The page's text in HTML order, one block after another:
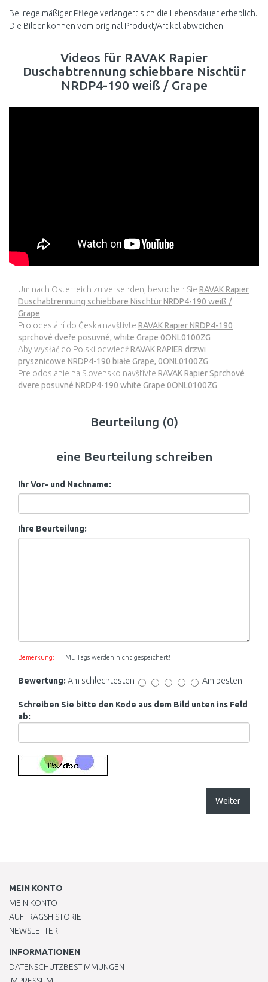
Bei regelmäßiger Pflege verlängert sich die Lebensdauer erheblich.
Die Bilder können vom original Produkt/Artikel abweichen.
Videos für RAVAK Rapier
Duschabtrennung schiebbare Nischtür
NRDP4-190 weiß / Grape
Um nach Österreich zu versenden, besuchen Sie RAVAK Rapier
Duschabtrennung schiebbare Nischtür NRDP4-190 weiß /
Grape
Pro odeslání do Česka navštivte RAVAK Rapier NRDP4-190
sprchové dveře posuvné, white Grape 0ONL0100ZG
Aby wysłać do Polski odwiedźRAVAK RAPIER drzwi
prysznicowe NRDP4-190 białe Grape, 0ONL0100ZG
Pre odoslanie na Slovensko navštívte RAVAK Rapier Sprchové
dvere posuvné NRDP4-190 white Grape 0ONL0100ZG
Beurteilung (0)
eine Beurteilung schreiben
Ihr Vor- und Nachname:
Ihre Beurteilung:
Bemerkung: HTML Tags werden nicht gespeichert!
Bewertung: Am schlechtesten Am besten
Schreiben Sie bitte den Kode aus dem Bild unten ins Feld
ab:
Weiter
MEIN KONTO
MEIN KONTO
AUFTRAGSHISTORIE
NEWSLETTER
INFORMATIONEN
DATENSCHUTZBESTIMMUNGEN